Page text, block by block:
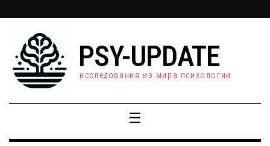
PSY-UPDATE
исследования из мира психологии
☰